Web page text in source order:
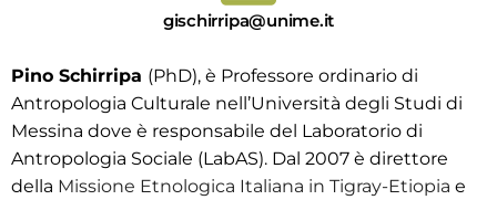
gischirripa@unime.it
Pino Schirripa (PhD), è Professore ordinario di
Antropologia Culturale nell’Università degli Studi di
Messina dove è responsabile del Laboratorio di
Antropologia Sociale (LabAS). Dal 2007 è direttore
della Missione Etnologica Italiana in Tigray-Etiopia e